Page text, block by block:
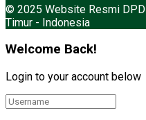
© 2025 Website Resmi
Timur - Indonesia
Welcome Back!
Login to your account below